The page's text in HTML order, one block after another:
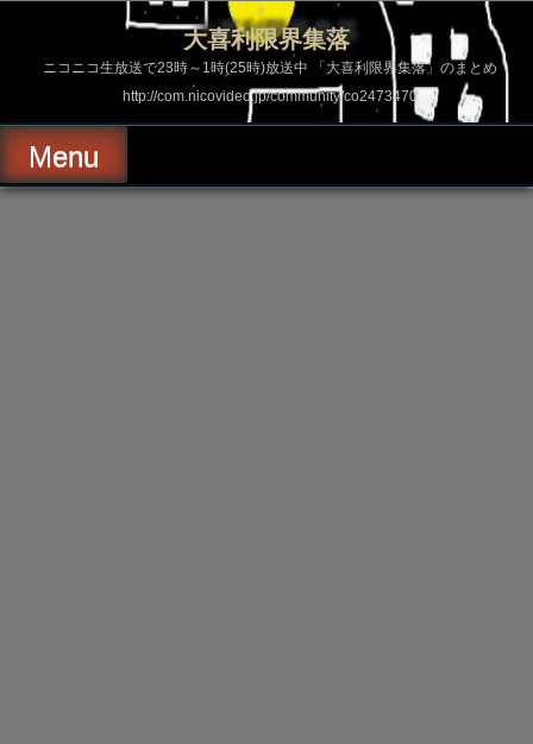
ス
ッ
プ
大喜利限界集落
ニコニコ生放送で23時～1時(25時)放送中 「大喜利限界集落」のまとめ
http://com.nicovideo.jp/community/co2473470
Menu